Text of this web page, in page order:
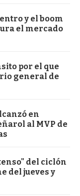
y el boom
el mercado
por el que
general de
en
al MVP de
del ciclón
del jueves y